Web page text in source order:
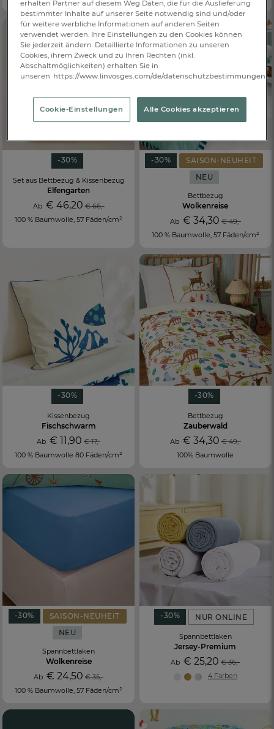
-30%
Set aus Bettbezug & Kissenbezug
Elfengarten
Ab € 46,20 € 66,-
100 % Baumwolle, 57 Fäden/cm²
-30%
SAISON-NEUHEIT
NEU
Bettbezug
Wolkenreise
Ab € 34,30 € 49,-
100 % Baumwolle, 57 Fäden/cm²
-30%
Kissenbezug
Fischschwarm
Ab€ 11,90 € 17,-
100 % Baumwolle 80 Fäden/cm²
-30%
Bettbezug
Zauberwald
Ab € 34,30 € 49,-
100% Baumwolle
-30%
SAISON-NEUHEIT
NEU
Spannbettlaken
Wolkenreise
Ab€ 24,50 € 35,-
100 % Baumwolle, 57 Fäden/cm²
-30% NUR ONLINE
Spannbettlaken
Jersey-Premium
Ab€ 25,20 € 36,-
4 Farben
erhalten Partner auf diesem Weg Daten, die für die Auslieferung
bestimmter Inhalte auf unserer Seite notwendig sind und/oder
für weitere werbliche Informationen auf anderen Seiten
verwendet werden. Ihre Einstellungen zu den Cookies können
Sie jederzeit ändern. Detaillierte Informationen zu unseren
Cookies, ihrem Zweck und zu Ihren Rechten (inkl.
Abschaltmöglichkeiten) erhalten Sie in
unseren https://www.linvosges.com/de/
Cookie-Einstellungen Alle Cookies akzeptieren